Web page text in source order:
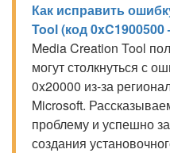
Как исправить
Tool (код 0xC1900500
Media Creation Tool
могут столкнуться с
0x20000 из-за
Microsoft.
проблему и успешно
создания